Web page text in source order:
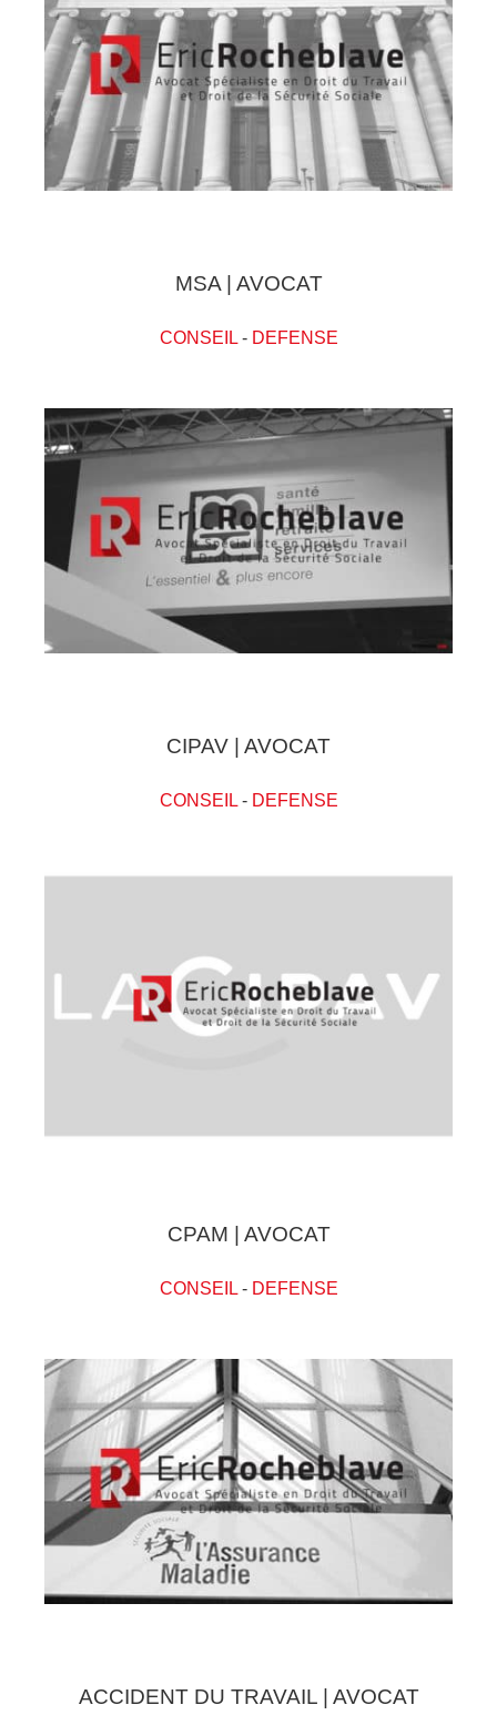
MSA | AVOCAT
CONSEIL- DEFENSE
CIPAV | AVOCAT
CONSEIL- DEFENSE
CPAM | AVOCAT
CONSEIL- DEFENSE
ACCIDENT DU TRAVAIL | AVOCAT